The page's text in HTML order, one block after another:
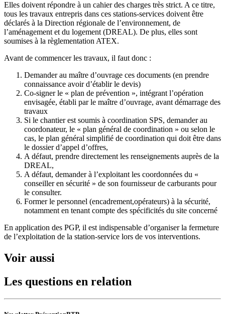
Elles doivent répondre à un cahier des charges très strict. A ce titre,
tous les travaux entrepris dans ces stations-services doivent être
déclarés à la Direction régionale de l’environnement, de
l’aménagement et du logement (DREAL). De plus, elles sont
soumises à la règlementation ATEX.
Avant de commencer les travaux, il faut donc :
Demander au maître d’ouvrage ces documents (en prendre
connaissance avoir d’établir le devis)
Co-signer le « plan de prévention », intégrant l’opération
envisagée, établi par le maître d’ouvrage, avant démarrage des
travaux
Si le chantier est soumis à coordination SPS, demander au
coordonateur, le « plan général de coordination » ou selon le
cas, le plan général simplifié de coordination qui doit être dans
le dossier d’appel d’offres,
A défaut, prendre directement les renseignements auprès de la
DREAL,
A défaut, demander à l’exploitant les coordonnées du «
conseiller en sécurité » de son fournisseur de carburants pour
le consulter.
Former le personnel (encadrement,opérateurs) à la sécurité,
notamment en tenant compte des spécificités du site concerné
En application des PGP, il est indispensable d’organiser la fermeture
de l’exploitation de la station-service lors de vos interventions.
Voir aussi
Les questions en relation